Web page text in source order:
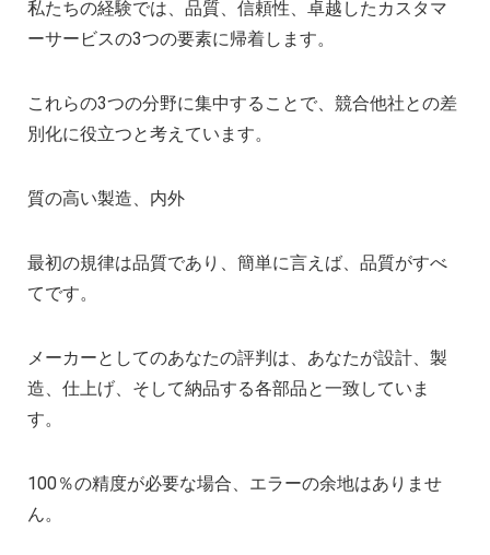
私たちの経験では、品質、信頼性、卓越したカスタマ
ーサービスの3つの要素に帰着します。
これらの3つの分野に集中することで、競合他社との差
別化に役立つと考えています。
質の高い製造、内外
最初の規律は品質であり、簡単に言えば、品質がすべ
てです。
メーカーとしてのあなたの評判は、あなたが設計、製
造、仕上げ、そして納品する各部品と一致していま
す。
100％の精度が必要な場合、エラーの余地はありませ
ん。